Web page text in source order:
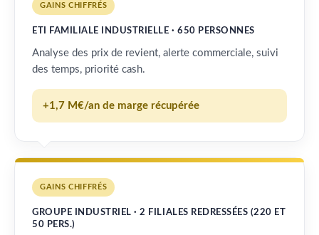
GAINS CHIFFRÉS
ETI FAMILIALE INDUSTRIELLE · 650 PERSONNES
Analyse des prix de revient, alerte commerciale, suivi
des temps, priorité cash.
+1,7 M€/an de marge récupérée
GAINS CHIFFRÉS
GROUPE INDUSTRIEL · 2 FILIALES REDRESSÉES (220 ET
50 PERS.)